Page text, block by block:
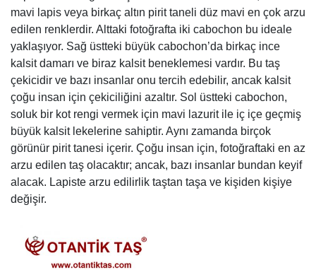
mavi lapis veya birkaç altın pirit taneli düz mavi en çok arzu
edilen renklerdir. Alttaki fotoğrafta iki cabochon bu ideale
yaklaşıyor. Sağ üstteki büyük cabochon’da birkaç ince
kalsit damarı ve biraz kalsit beneklemesi vardır. Bu taş
çekicidir ve bazı insanlar onu tercih edebilir, ancak kalsit
çoğu insan için çekiciliğini azaltır. Sol üstteki cabochon,
soluk bir kot rengi vermek için mavi lazurit ile iç içe geçmiş
büyük kalsit lekelerine sahiptir. Aynı zamanda birçok
görünür pirit tanesi içerir. Çoğu insan için, fotoğraftaki en az
arzu edilen taş olacaktır; ancak, bazı insanlar bundan keyif
alacak. Lapiste arzu edilirlik taştan taşa ve kişiden kişiye
değişir.